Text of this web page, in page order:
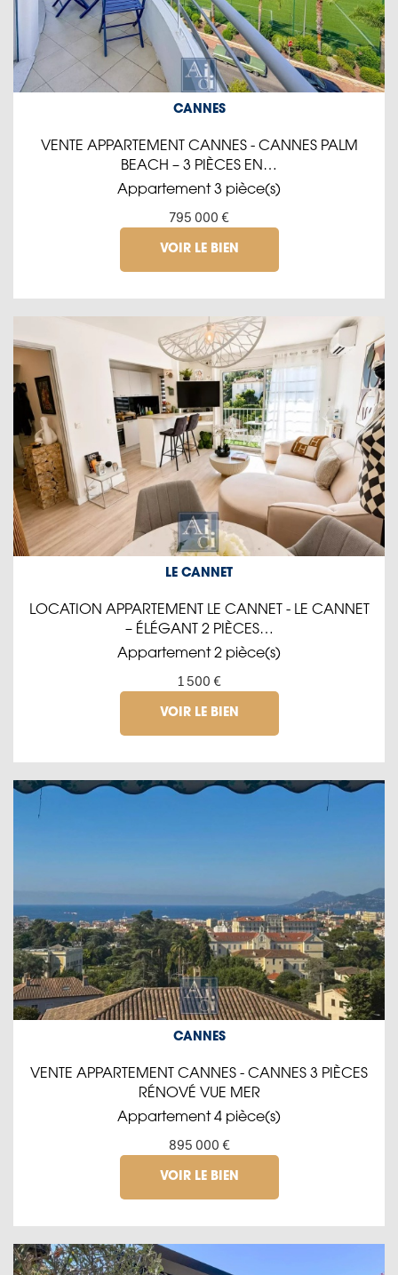
CANNES
VENTE APPARTEMENT CANNES - CANNES PALM
BEACH – 3 PIÈCES EN…
Appartement 3 pièce(s)
795 000 €
VOIR LE BIEN
LE CANNET
LOCATION APPARTEMENT LE CANNET - LE CANNET
– ÉLÉGANT 2 PIÈCES…
Appartement 2 pièce(s)
1 500 €
VOIR LE BIEN
CANNES
VENTE APPARTEMENT CANNES - CANNES 3 PIÈCES
RÉNOVÉ VUE MER
Appartement 4 pièce(s)
895 000 €
VOIR LE BIEN